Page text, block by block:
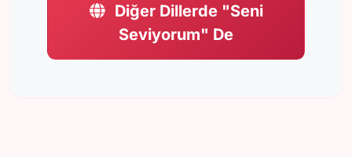
Diğer Dillerde "Seni
Seviyorum" De